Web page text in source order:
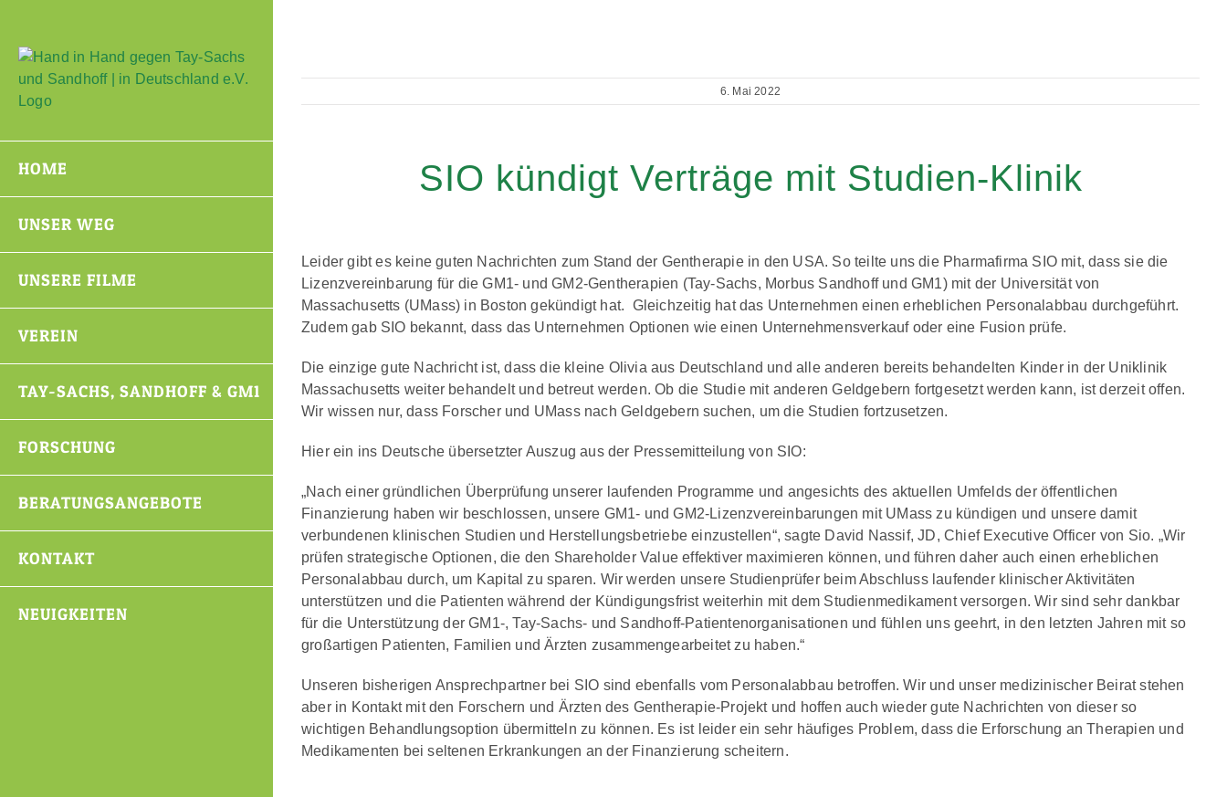
springen
HOME
UNSER WEG
UNSERE FILME
VEREIN
TAY-SACHS, SANDHOFF & GM1
FORSCHUNG
BERATUNGSANGEBOTE
KONTAKT
NEUIGKEITEN
6. Mai 2022
SIO kündigt Verträge mit Studien-Klinik
Leider gibt es keine guten Nachrichten zum Stand der Gentherapie in den USA. So teilte uns die Pharmafirma SIO mit, dass sie die
Lizenzvereinbarung für die GM1- und GM2-Gentherapien (Tay-Sachs, Morbus Sandhoff und GM1) mit der Universität von
Massachusetts (UMass) in Boston gekündigt hat. Gleichzeitig hat das Unternehmen einen erheblichen Personalabbau durchgeführt.
Zudem gab SIO bekannt, dass das Unternehmen Optionen wie einen Unternehmensverkauf oder eine Fusion prüfe.
Die einzige gute Nachricht ist, dass die kleine Olivia aus Deutschland und alle anderen bereits behandelten Kinder in der Uniklinik
Massachusetts weiter behandelt und betreut werden. Ob die Studie mit anderen Geldgebern fortgesetzt werden kann, ist derzeit offen.
Wir wissen nur, dass Forscher und UMass nach Geldgebern suchen, um die Studien fortzusetzen.
Hier ein ins Deutsche übersetzter Auszug aus der Pressemitteilung von SIO:
„Nach einer gründlichen Überprüfung unserer laufenden Programme und angesichts des aktuellen Umfelds der öffentlichen
Finanzierung haben wir beschlossen, unsere GM1- und GM2-Lizenzvereinbarungen mit UMass zu kündigen und unsere damit
verbundenen klinischen Studien und Herstellungsbetriebe einzustellen“, sagte David Nassif, JD, Chief Executive Officer von Sio. „Wir
prüfen strategische Optionen, die den Shareholder Value effektiver maximieren können, und führen daher auch einen erheblichen
Personalabbau durch, um Kapital zu sparen. Wir werden unsere Studienprüfer beim Abschluss laufender klinischer Aktivitäten
unterstützen und die Patienten während der Kündigungsfrist weiterhin mit dem Studienmedikament versorgen. Wir sind sehr dankbar
für die Unterstützung der GM1-, Tay-Sachs- und Sandhoff-Patientenorganisationen und fühlen uns geehrt, in den letzten Jahren mit so
großartigen Patienten, Familien und Ärzten zusammengearbeitet zu haben.“
Unseren bisherigen Ansprechpartner bei SIO sind ebenfalls vom Personalabbau betroffen. Wir und unser medizinischer Beirat stehen
aber in Kontakt mit den Forschern und Ärzten des Gentherapie-Projekt und hoffen auch wieder gute Nachrichten von dieser so
wichtigen Behandlungsoption übermitteln zu können. Es ist leider ein sehr häufiges Problem, dass die Erforschung an Therapien und
Medikamenten bei seltenen Erkrankungen an der Finanzierung scheitern.